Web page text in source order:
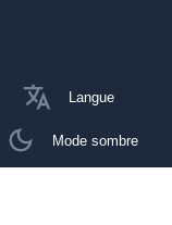
Langue
Mode sombre